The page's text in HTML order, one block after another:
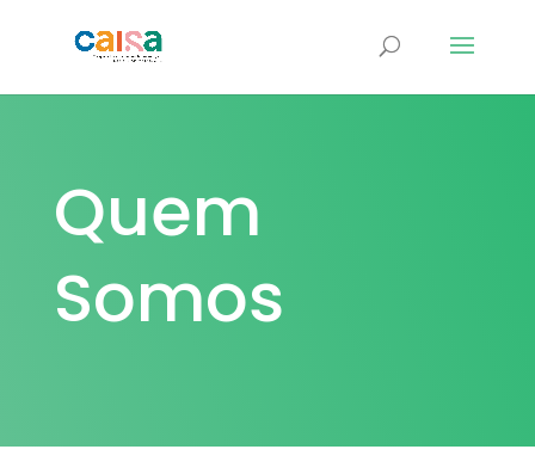
Quem
Somos